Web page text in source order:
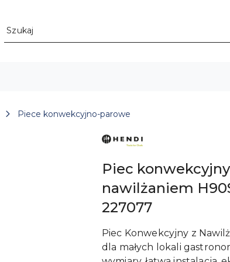
Piece konwekcyjno-parowe
ZOBACZ
PRODUKTY
HENDI
Piec
nawilżaniem
227077
Piec Konwekcyjny z
dla małych lokali